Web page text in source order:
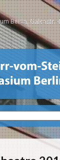
Berlin, Galenstr.